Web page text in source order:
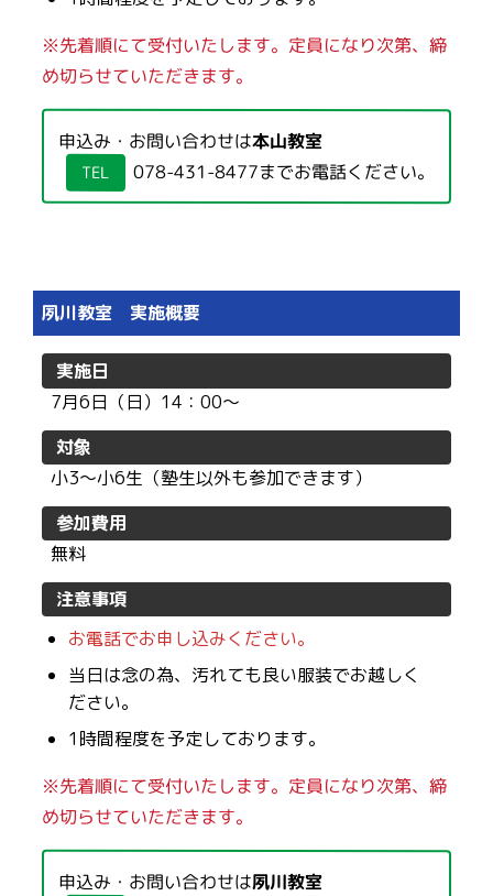
※先着順にて受付いたします。定員になり次第、締
め切らせていただきます。
申込み・お問い合わせは本山教室
TEL 078-431-8477までお電話ください。
夙川教室 実施概要
実施日
7月6日（日）14：00〜
対象
小3〜小6生（塾生以外も参加できます）
参加費用
無料
注意事項
お電話でお申し込みください。
当日は念の為、汚れても良い服装でお越しく
ださい。
1時間程度を予定しております。
※先着順にて受付いたします。定員になり次第、締
め切らせていただきます。
申込み・お問い合わせは夙川教室